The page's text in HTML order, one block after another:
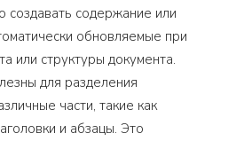
создавать содержание или
обновляемые при
или структуры документа.
для разделения
части, такие как
и абзацы. Это